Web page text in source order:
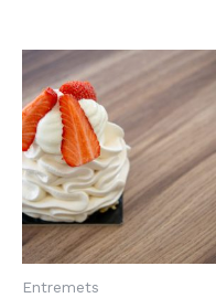
Entremets